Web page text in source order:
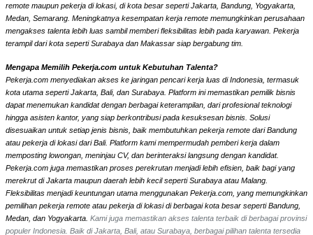
remote maupun pekerja di lokasi, di kota besar seperti Jakarta, Bandung, Yogyakarta,
Medan, Semarang. Meningkatnya kesempatan kerja remote memungkinkan perusahaan
mengakses talenta lebih luas sambil memberi fleksibilitas lebih pada karyawan. Pekerja
terampil dari kota seperti Surabaya dan Makassar siap bergabung tim.
Mengapa Memilih Pekerja.com untuk Kebutuhan Talenta?
Pekerja.com menyediakan akses ke jaringan pencari kerja luas di Indonesia, termasuk
kota utama seperti Jakarta, Bali, dan Surabaya. Platform ini memastikan pemilik bisnis
dapat menemukan kandidat dengan berbagai keterampilan, dari profesional teknologi
hingga asisten kantor, yang siap berkontribusi pada kesuksesan bisnis. Solusi
disesuaikan untuk setiap jenis bisnis, baik membutuhkan pekerja remote dari Bandung
atau pekerja di lokasi dari Bali. Platform kami mempermudah pemberi kerja dalam
memposting lowongan, meninjau CV, dan berinteraksi langsung dengan kandidat.
Pekerja.com juga memastikan proses perekrutan menjadi lebih efisien, baik bagi yang
merekrut di Jakarta maupun daerah lebih kecil seperti Surabaya atau Malang.
Fleksibilitas menjadi keuntungan utama menggunakan Pekerja.com, yang memungkinkan
pemilihan pekerja remote atau pekerja di lokasi di berbagai kota besar seperti Bandung,
Medan, dan Yogyakarta. Kami juga memastikan akses talenta terbaik di berbagai provinsi
populer Indonesia. Baik di Jakarta, Bali, atau Surabaya, berbagai pilihan talenta tersedia